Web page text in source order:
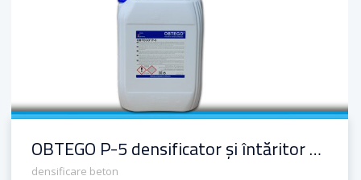
OBTEGO P-5 densificator și întăritor de beton cu efect de impregnare
densificare beton